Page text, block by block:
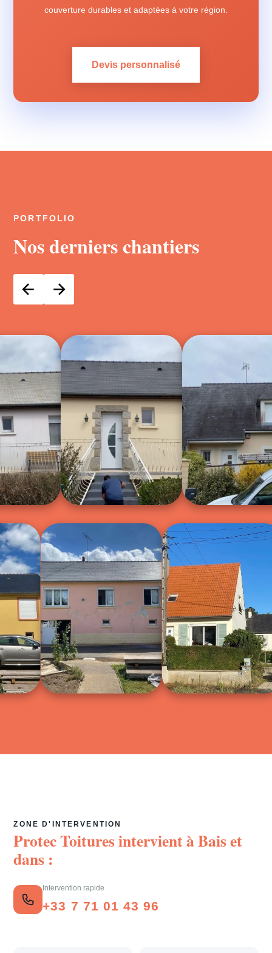
couverture durables et adaptées à votre région.
Devis personnalisé
PORTFOLIO
Nos derniers chantiers
ZONE D'INTERVENTION
Protec Toitures intervient àBaiset
dans :
Intervention rapide
+33 7 71 01 43 96